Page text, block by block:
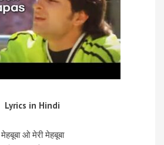
Lyrics in Hindi
मेहबूबा ओ मेरी मेहबूबा